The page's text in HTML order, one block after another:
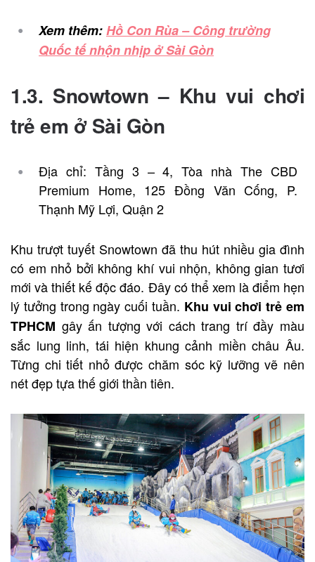
Xem thêm:Hồ Con Rùa – Công trường
Quốc tế nhộn nhịp ở Sài Gòn
1.3. Snowtown – Khu vui chơi
trẻ em ở Sài Gòn
Địa chỉ: Tầng 3 – 4, Tòa nhà The CBD
Premium Home, 125 Đồng Văn Cống, P.
Thạnh Mỹ Lợi, Quận 2
Khu trượt tuyết Snowtown đã thu hút nhiều gia đình
có em nhỏ bởi không khí vui nhộn, không gian tươi
mới và thiết kế độc đáo. Đây có thể xem là điểm hẹn
lý tưởng trong ngày cuối tuần. Khu vui chơi trẻ em
TPHCM gây ấn tượng với cách trang trí đầy màu
sắc lung linh, tái hiện khung cảnh miền châu Âu.
Từng chi tiết nhỏ được chăm sóc kỹ lưỡng vẽ nên
nét đẹp tựa thế giới thần tiên.